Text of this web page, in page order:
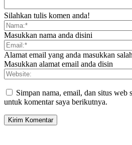
Silahkan tulis komen anda!
Masukkan nama anda disini
Alamat email yang anda masukkan
Masukkan alamat email anda disin
Simpan nama, email, dan situs web
untuk komentar saya berikutnya.